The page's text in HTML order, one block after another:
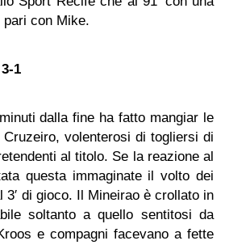
pari con Mike.
1
dalla fine ha fatto mangiar le
volenterosi di togliersi di
al titolo. Se la reazione al
questa immaginate il volto dei
di gioco. Il Mineirao è crollato in
soltanto a quello sentitosi da
e compagni facevano a fette